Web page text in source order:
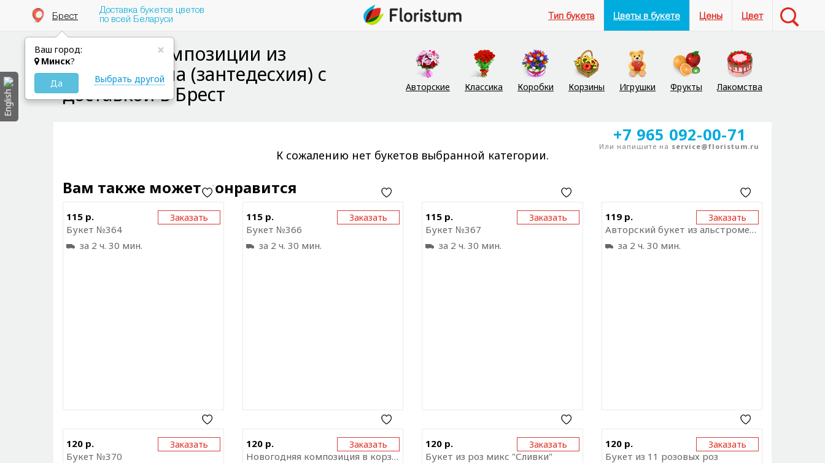
Брест
×
Ваш город:
Минск?
Да
Выбрать другой
Доставка букетов цветов
по всей Беларуси
Тип букета Цветы в букете Цены Цвет
Букеты и композиции из
цветов, калла (зантедесхия) с
доставкой в Брест
Авторские Классика Коробки Корзины Игрушки Фрукты Лакомства
+7 965 092-00-71
Или напишите на service@floristum.ru
К сожалению нет букетов выбранной категории.
Вам также может понравится
Заказать
115 р.
Букет №364
за 2 ч. 30 мин.
Отправить ссылку на
приложение
Заказать
115 р.
Букет №366
за 2 ч. 30 мин.
Отправить ссылку на
приложение
Заказать
115 р.
Букет №367
за 2 ч. 30 мин.
Отправить ссылку на
приложение
Заказать
119 р.
Авторский букет из альстромерии и гипсофилы "Девичья мечта"
за 2 ч. 30 мин.
Отправить ссылку на
приложение
Заказать
120 р.
Букет №370
Отправить ссылку на
приложение
Заказать
120 р.
Новогодняя композиция в корзинке
Отправить ссылку на
приложение
Заказать
120 р.
Букет из роз микс "Сливки"
Отправить ссылку на
приложение
Заказать
120 р.
Букет из 11 розовых роз
Отправить ссылку на
приложение
English